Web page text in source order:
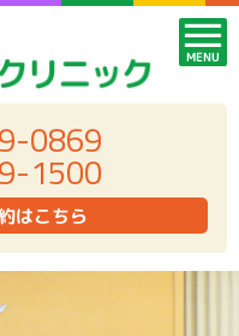
0869
1500
はこちら
MENU